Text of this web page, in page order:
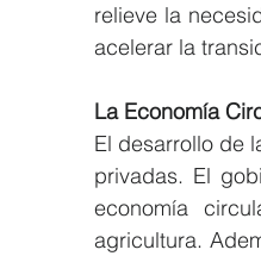
relieve la
acelerar la
La Economía
El desarrollo de
privadas. El
economía
agricultura.